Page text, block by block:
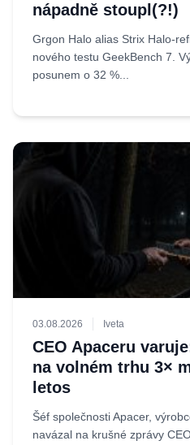
nápadně stoupl(?!)
Grgon Halo alias Strix Halo-
nového testu GeekBench 7.
posunem o 32 %...
03.08.2026 Iveta
CEO Apaceru
na volném trhu 3×
letos
Šéf společnosti Apacer,
navázal na krušné zprávy